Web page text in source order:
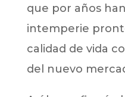
que por años
intemperie
calidad de vida
del nuevo